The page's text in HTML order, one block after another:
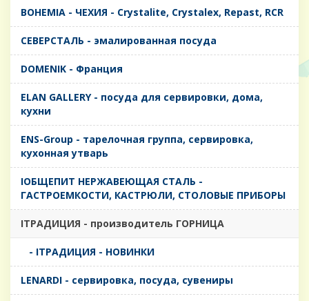
BOHEMIA - ЧЕХИЯ - Crystalite, Crystalex, Repast, RCR
CЕВЕРСТАЛЬ - эмалированная посуда
DOMENIK - Франция
ELAN GALLERY - посуда для сервировки, дома,
кухни
ENS-Group - тарелочная группа, сервировка,
кухонная утварь
IОБЩЕПИТ НЕРЖАВЕЮЩАЯ СТАЛЬ -
ГАСТРОЕМКОСТИ, КАСТРЮЛИ, СТОЛОВЫЕ ПРИБОРЫ
IТРАДИЦИЯ - производитель ГОРНИЦА
- IТРАДИЦИЯ - НОВИНКИ
LENARDI - сервировка, посуда, сувениры